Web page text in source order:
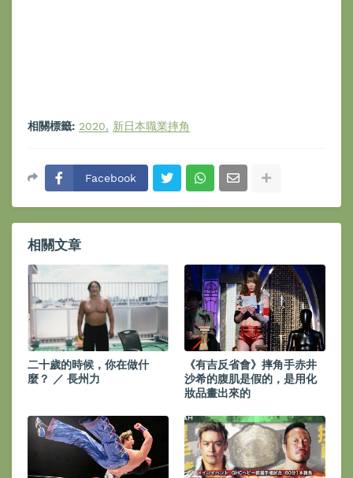
相關標籤: 2020 新日本職業摔角
Facebook
相關文章
二十歲的時候，你在做什
麼？ ／ 長州力
《有吉反省會》摔角手赤井
沙希的腹肌是假的，是用化
妝品畫出來的